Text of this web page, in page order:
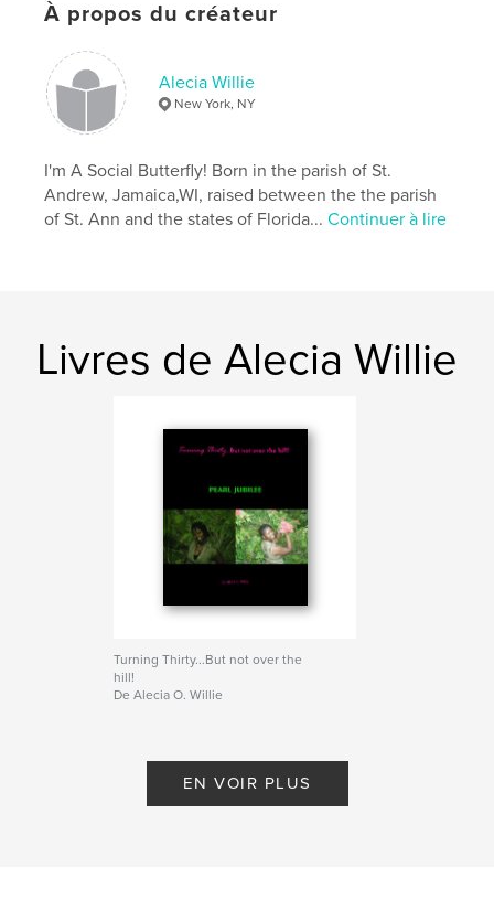
À propos du créateur
Alecia Willie
New York, NY
I'm A Social Butterfly! Born in the parish of St.
Andrew, Jamaica,WI, raised between the the parish
of St. Ann and the states of Florida...Continuer à lire
Livres de Alecia Willie
Turning Thirty...But not over the
hill!
De Alecia O. Willie
EN VOIR PLUS